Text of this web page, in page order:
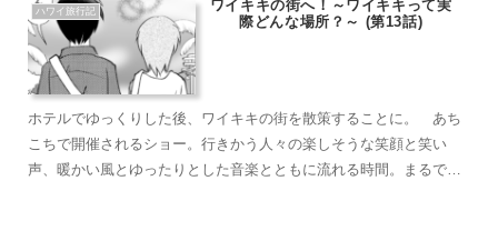
ハワイ旅行記
ワイキキの街へ！～ワイキキって実
際どんな場所？～ (第13話)
ホテルでゆっくりした後、ワイキキの街を散策することに。 あち
こちで開催されるショー。行きかう人々の楽しそうな笑顔と笑い
声、暖かい風とゆったりとした音楽とともに流れる時間。まるで夢